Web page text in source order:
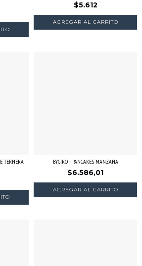
$5.612
TERNERA
BYGIRO - PANCAKES MANZANA
$6.586,01